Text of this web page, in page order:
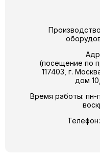
(посещение по
117403, г.
дом
Время работы: пн-
Телефон: